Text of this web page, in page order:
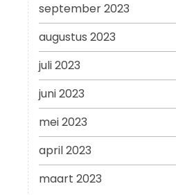
september 2023
augustus 2023
juli 2023
juni 2023
mei 2023
april 2023
maart 2023